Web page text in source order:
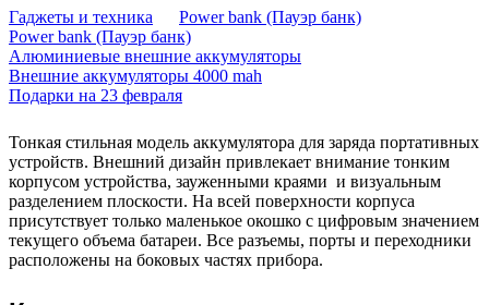
Гаджеты и техника
Power bank (Пауэр банк)
Power bank (Пауэр банк)
Алюминиевые внешние аккумуляторы
Внешние аккумуляторы 4000 mah
Подарки на 23 февраля
Тонкая стильная модель аккумулятора для заряда портативных
устройств. Внешний дизайн привлекает внимание тонким
корпусом устройства, зауженными краями и визуальным
разделением плоскости. На всей поверхности корпуса
присутствует только маленькое окошко с цифровым значением
текущего объема батареи. Все разъемы, порты и переходники
расположены на боковых частях прибора.